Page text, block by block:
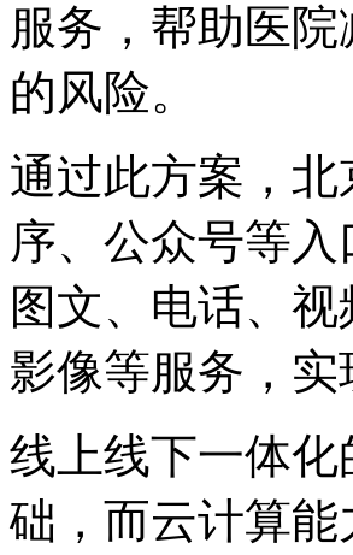
服务，帮助医
的风险。
通过此方案，
序、公众号等
图文、电话、
影像等服务，
线上线下一体
础，而云计算